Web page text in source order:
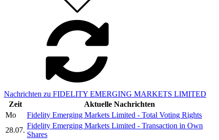
Nachrichten zu FIDELITY EMERGING MARKETS LIMITED
Zeit
Aktuelle Nachrichten
Mo
Fidelity Emerging Markets Limited - Total Voting Rights
28.07.
Fidelity Emerging Markets Limited - Transaction in Own
Shares